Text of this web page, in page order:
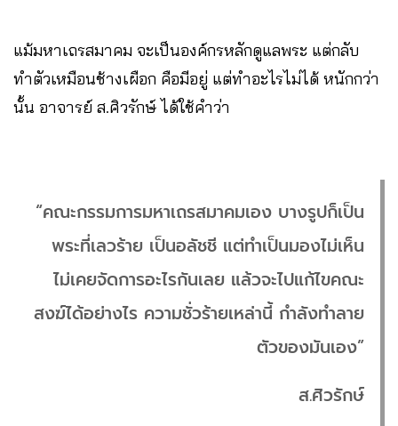
แม้มหาเถรสมาคม จะเป็นองค์กรหลักดูแลพระ แต่กลับ
ทำตัวเหมือนช้างเผือก คือมีอยู่ แต่ทำอะไรไม่ได้ หนักกว่า
นั้น อาจารย์ ส.ศิวรักษ์ ได้ใช้คำว่า
“คณะกรรมการมหาเถรสมาคมเอง บางรูปก็เป็น
พระที่เลวร้าย เป็นอลัชชี แต่ทำเป็นมองไม่เห็น
ไม่เคยจัดการอะไรกันเลย แล้วจะไปแก้ไขคณะ
สงฆ์ได้อย่างไร ความชั่วร้ายเหล่านี้ กำลังทำลาย
ตัวของมันเอง”
ส.ศิวรักษ์